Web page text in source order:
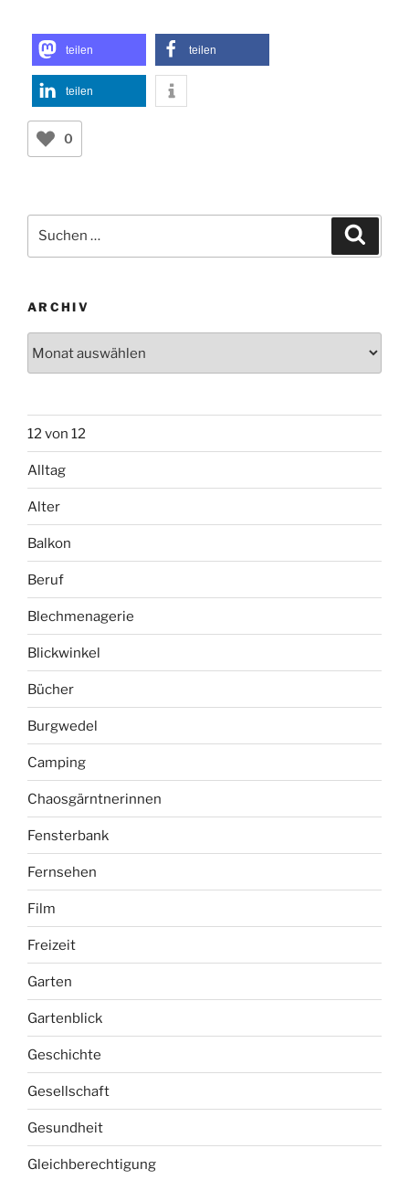
teilen teilen
teilen
0
nach:
ARCHIV
12 von 12
Alltag
Alter
Balkon
Beruf
Blechmenagerie
Blickwinkel
Bücher
Burgwedel
Camping
Chaosgärntnerinnen
Fensterbank
Fernsehen
Film
Freizeit
Garten
Gartenblick
Geschichte
Gesellschaft
Gesundheit
Gleichberechtigung